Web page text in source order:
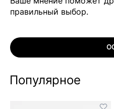
правильный выбор.
Популярное